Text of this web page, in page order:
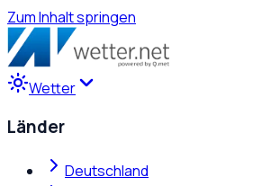
Zum Inhalt springen
Wetter
Länder
Deutschland